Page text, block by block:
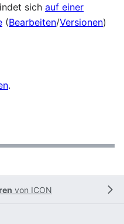
sich auf einer
(Bearbeiten/Versionen)
.
von ICON